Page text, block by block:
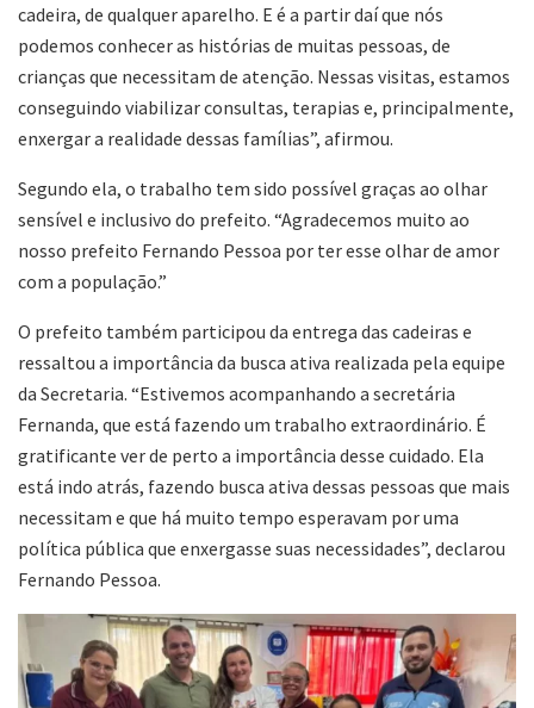
cadeira, de qualquer aparelho. E é a partir daí que nós
podemos conhecer as histórias de muitas pessoas, de
crianças que necessitam de atenção. Nessas visitas, estamos
conseguindo viabilizar consultas, terapias e, principalmente,
enxergar a realidade dessas famílias”, afirmou.
Segundo ela, o trabalho tem sido possível graças ao olhar
sensível e inclusivo do prefeito. “Agradecemos muito ao
nosso prefeito Fernando Pessoa por ter esse olhar de amor
com a população.”
O prefeito também participou da entrega das cadeiras e
ressaltou a importância da busca ativa realizada pela equipe
da Secretaria. “Estivemos acompanhando a secretária
Fernanda, que está fazendo um trabalho extraordinário. É
gratificante ver de perto a importância desse cuidado. Ela
está indo atrás, fazendo busca ativa dessas pessoas que mais
necessitam e que há muito tempo esperavam por uma
política pública que enxergasse suas necessidades”, declarou
Fernando Pessoa.